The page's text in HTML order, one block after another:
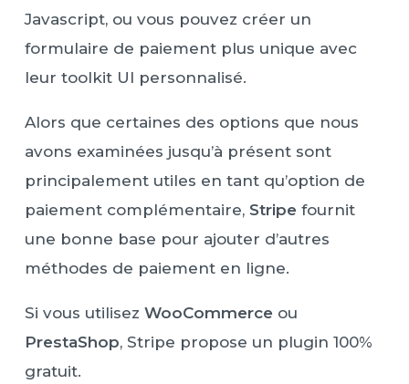
Javascript, ou vous pouvez créer un
formulaire de paiement plus unique avec
leur toolkit UI personnalisé.
Alors que certaines des options que nous
avons examinées jusqu’à présent sont
principalement utiles en tant qu’option de
paiement complémentaire, Stripe fournit
une bonne base pour ajouter d’autres
méthodes de paiement en ligne.
Si vous utilisez WooCommerce ou
PrestaShop, Stripe propose un plugin 100%
gratuit.